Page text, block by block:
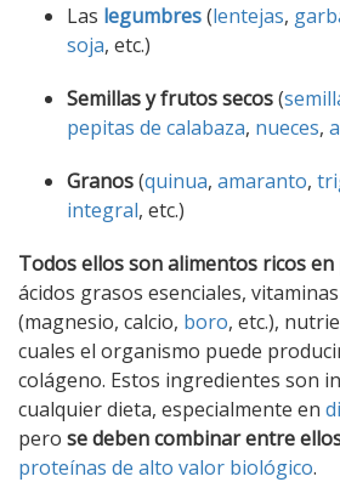
Las legumbres(lentejas,
soja, etc.)
Semillas y frutos secos(
pepitas de calabaza, nueces,
Granos(quinua, amaranto,
integral, etc.)
Todos ellos son alimentos ricos
ácidos grasos esenciales,
(magnesio, calcio, boro, etc.),
cuales el organismo puede
colágeno. Estos ingredientes son
cualquier dieta, especialmente en
pero se deben combinar entre
proteínas de alto valor biológico.